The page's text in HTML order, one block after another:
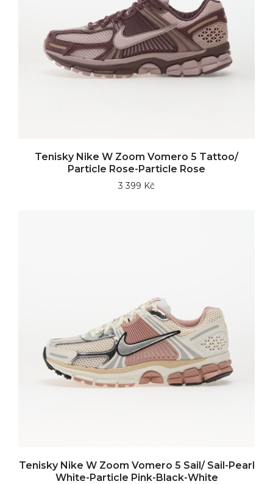
Tenisky Nike W Zoom Vomero 5 Tattoo/
Particle Rose-Particle Rose
3 399 Kč
Tenisky Nike W Zoom Vomero 5 Sail/ Sail-Pearl
White-Particle Pink-Black-White